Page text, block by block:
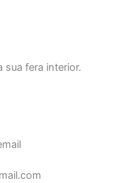
sua fera interior.